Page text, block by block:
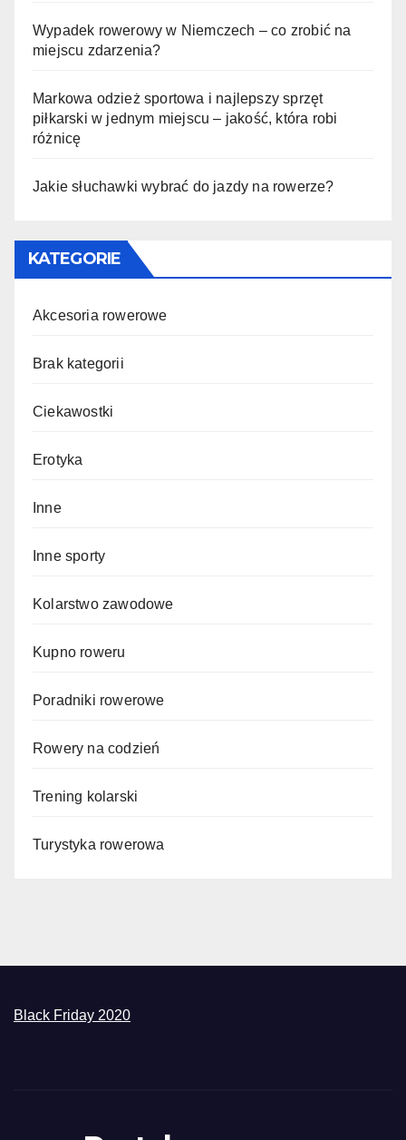
Wypadek rowerowy w Niemczech – co zrobić na
miejscu zdarzenia?
Markowa odzież sportowa i najlepszy sprzęt
piłkarski w jednym miejscu – jakość, która robi
różnicę
Jakie słuchawki wybrać do jazdy na rowerze?
KATEGORIE
Akcesoria rowerowe
Brak kategorii
Ciekawostki
Erotyka
Inne
Inne sporty
Kolarstwo zawodowe
Kupno roweru
Poradniki rowerowe
Rowery na codzień
Trening kolarski
Turystyka rowerowa
Black Friday 2020